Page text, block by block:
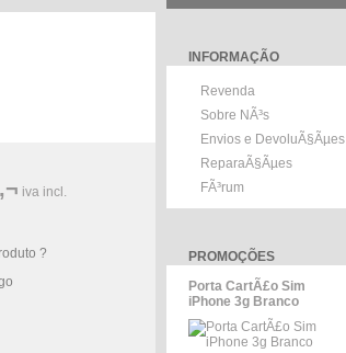
iva incl.
?
INFORMAÇÃO
Revenda
Sobre NÃ³s
Envios e DevoluÃ§Ãµes
ReparaÃ§Ãµes
FÃ³rum
PROMOÇÕES
Porta CartÃ£o Sim
iPhone 3g Branco